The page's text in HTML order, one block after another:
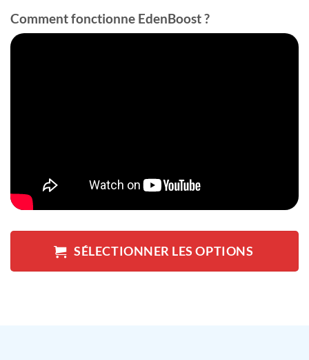
Comment fonctionne EdenBoost ?
SÉLECTIONNER LES OPTIONS